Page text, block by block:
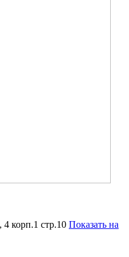
корп.1 стр.10 Показать на